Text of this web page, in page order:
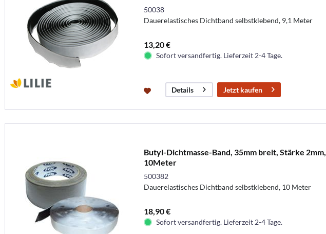
50038
Dauerelastisches Dichtband selbstklebend, 9,1 Meter
13,20 €
Sofort versandfertig. Lieferzeit 2-4 Tage.
Details Jetzt kaufen
Butyl-Dichtmasse-Band, 35mm breit, Stärke 2mm,
10Meter
500382
Dauerelastisches Dichtband selbstklebend, 10 Meter
18,90 €
Sofort versandfertig. Lieferzeit 2-4 Tage.